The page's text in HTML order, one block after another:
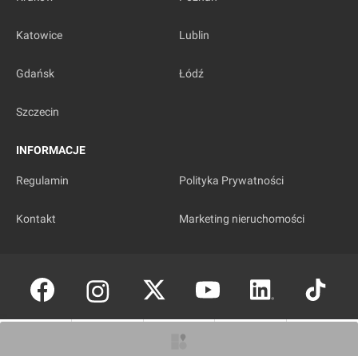
Katowice Lublin
Gdańsk Łódź
Szczecin
INFORMACJE
Regulamin Polityka Prywatności
Kontakt Marketing nieruchomości